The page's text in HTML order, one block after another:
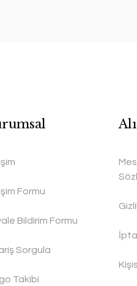
Formu
Bildirim Formu
Sorgula
Takibi